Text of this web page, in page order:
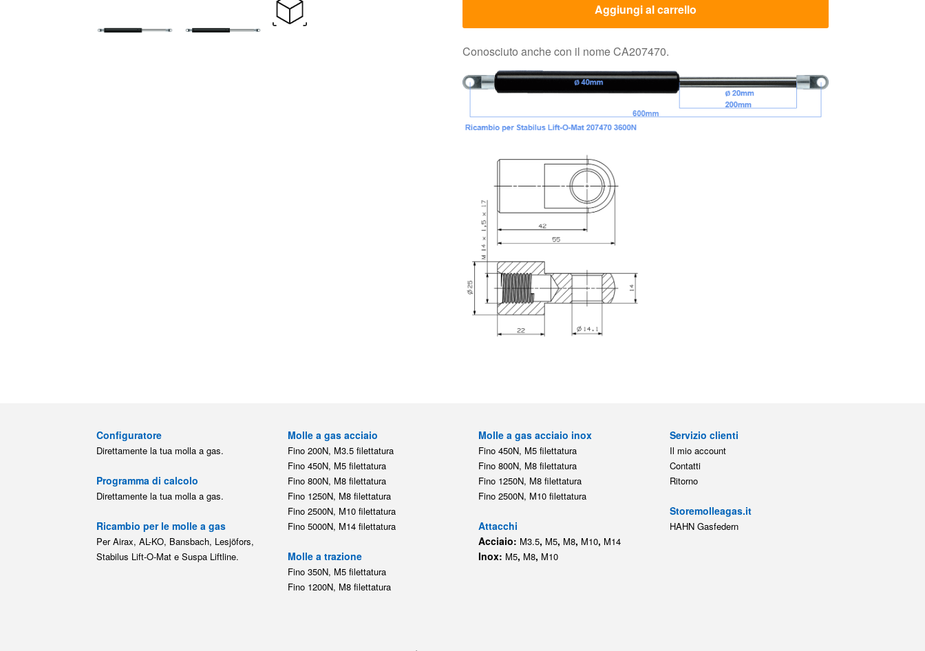
Aggiungi al carrello
Conosciuto anche con il nome CA207470.
Configuratore
Direttamente la tua molla a gas.
Programma di calcolo
Direttamente la tua molla a gas.
Ricambio per le molle a gas
Per Airax, AL-KO, Bansbach, Lesjöfors,
Stabilus Lift-O-Mat e Suspa Liftline.
Molle a gas acciaio
Fino 200N, M3.5 filettatura
Fino 450N, M5 filettatura
Fino 800N, M8 filettatura
Fino 1250N, M8 filettatura
Fino 2500N, M10 filettatura
Fino 5000N, M14 filettatura
Molle a trazione
Fino 350N, M5 filettatura
Fino 1200N, M8 filettatura
Molle a gas acciaio inox
Fino 450N, M5 filettatura
Fino 800N, M8 filettatura
Fino 1250N, M8 filettatura
Fino 2500N, M10 filettatura
Attacchi
Acciaio: M3.5, M5, M8, M10, M14
Inox: M5, M8, M10
Servizio clienti
Il mio account
Contatti
Ritorno
Storemolleagas.it
HAHN Gasfedern